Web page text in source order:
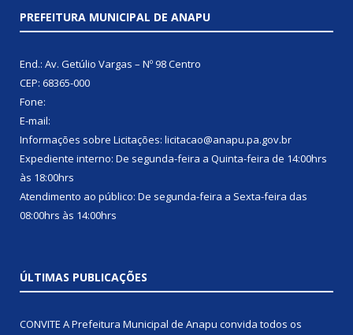
PREFEITURA MUNICIPAL DE ANAPU
End.: Av. Getúlio Vargas – Nº 98 Centro
CEP: 68365-000
Fone:
E-mail:
Informações sobre Licitações: licitacao@anapu.pa.gov.br
Expediente interno: De segunda-feira a Quinta-feira de 14:00hrs
às 18:00hrs
Atendimento ao público: De segunda-feira a Sexta-feira das
08:00hrs às 14:00hrs
ÚLTIMAS PUBLICAÇÕES
CONVITE A Prefeitura Municipal de Anapu convida todos os